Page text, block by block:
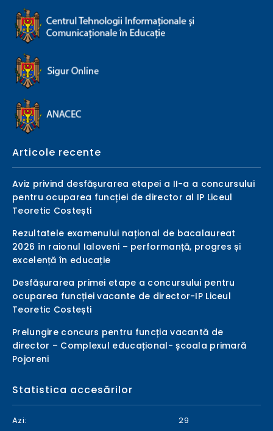
Articole recente
Aviz privind desfășurarea etapei a II-a a concursului
pentru ocuparea funcției de director al IP Liceul
Teoretic Costești
Rezultatele examenului național de bacalaureat
2026 în raionul Ialoveni – performanță, progres și
excelență în educație
Desfășurarea primei etape a concursului pentru
ocuparea funcției vacante de director-IP Liceul
Teoretic Costești
Prelungire concurs pentru funcția vacantă de
director – Complexul educațional- școala primară
Pojoreni
Statistica accesărilor
Azi: 29